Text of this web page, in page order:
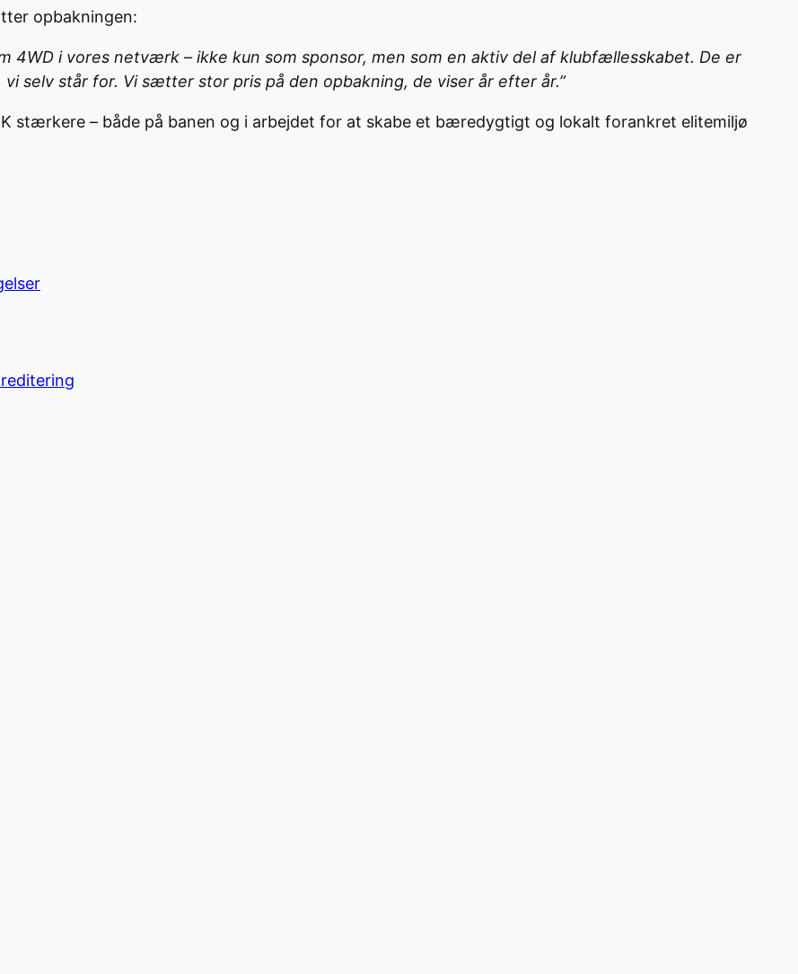
opbakningen:
4WD i vores netværk – ikke kun som sponsor, men som en aktiv del af klubfællesskabet. De er
selv står for. Vi sætter stor pris på den opbakning, de viser år efter år.”
stærkere – både på banen og i arbejdet for at skabe et bæredygtigt og lokalt forankret elitemiljø